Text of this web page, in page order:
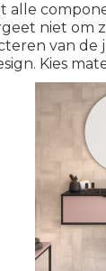
alle
niet om
van
Kies